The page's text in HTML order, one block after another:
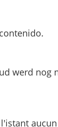
werd nog
aucun